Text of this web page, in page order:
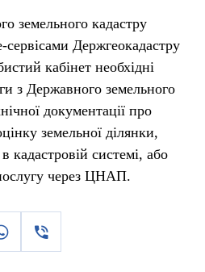
земельного кадастру
Держгеокадастру
кабінет необхідні
з Державного земельного
документації про
земельної ділянки,
кадастровій системі, або
через ЦНАП.